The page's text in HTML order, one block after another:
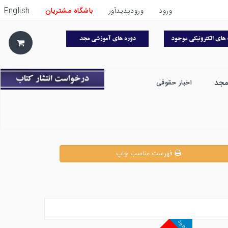
ورود ورودپدیدآور باشگاه مشتریان English
اخبار حقوقی
فهرست مناسب چاپ